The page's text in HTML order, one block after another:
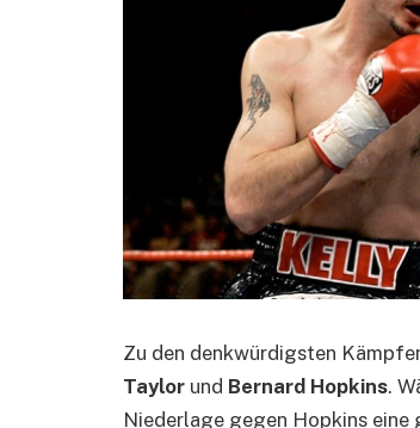
Zu den denkwürdigsten
Taylor und Bernard Hopkins.
Niederlage gegen Hopkins